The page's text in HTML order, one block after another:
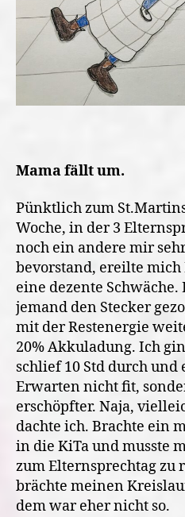
Mama fällt um.
Pünktlich zum
Woche, in der 3
noch ein andere mir
bevorstand, ereilte mich
eine dezente Schwäche.
jemand den Stecker
mit der Restenergie
20% Akkuladung. Ich
schlief 10 Std durch
Erwarten nicht fit,
erschöpfter. Naja,
dachte ich. Brachte ein
in die KiTa und musste
zum Elternsprechtag zu
brächte meinen
dem war eher nicht so.